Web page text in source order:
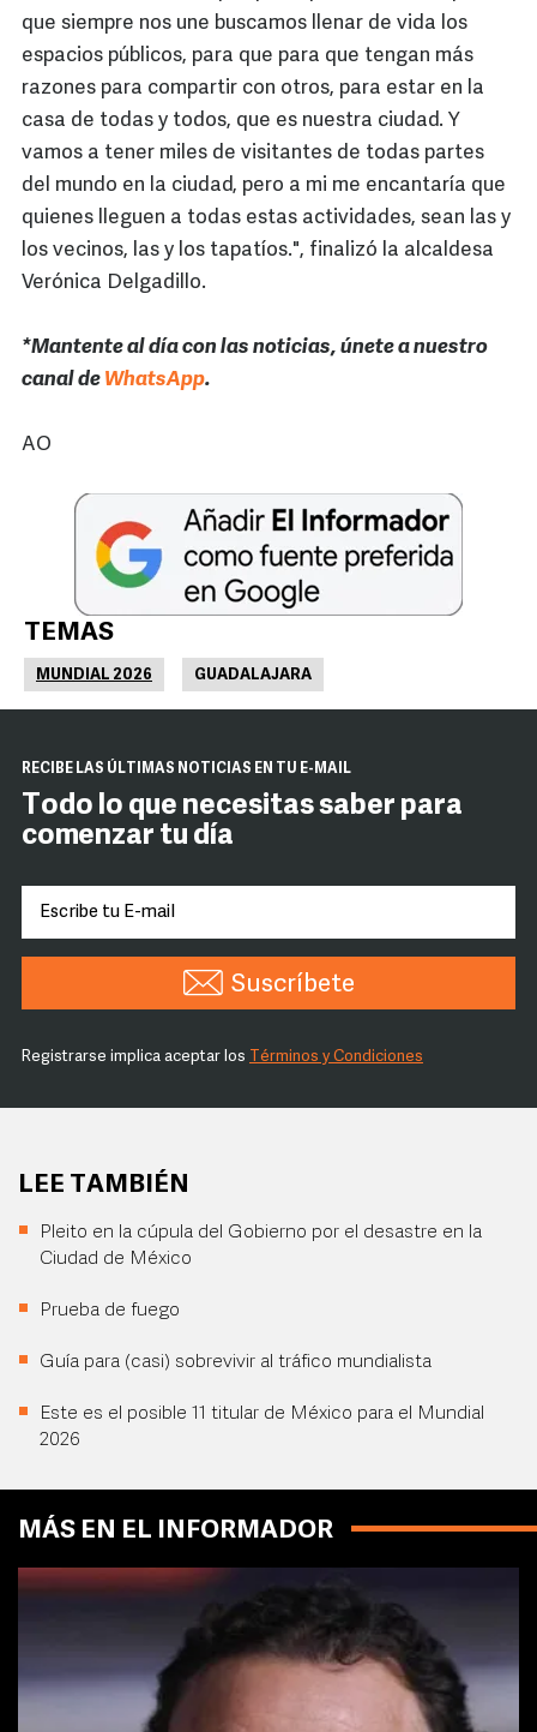
que siempre nos une buscamos llenar de vida los
espacios públicos, para que para que tengan más
razones para compartir con otros, para estar en la
casa de todas y todos, que es nuestra ciudad. Y
vamos a tener miles de visitantes de todas partes
del mundo en la ciudad, pero a mi me encantaría que
quienes lleguen a todas estas actividades, sean las y
los vecinos, las y los tapatíos.", finalizó la alcaldesa
Verónica Delgadillo.
*Mantente al día con las noticias, únete a nuestro
canal de WhatsApp.
AO
TEMAS
MUNDIAL 2026 GUADALAJARA
RECIBE LAS ÚLTIMAS NOTICIAS EN TU E-MAIL
Todo lo que necesitas saber para
comenzar tu día
Suscríbete
Registrarse implica aceptar los Términos y Condiciones
LEE TAMBIÉN
Pleito en la cúpula del Gobierno por el desastre en la
Ciudad de México
Prueba de fuego
Guía para (casi) sobrevivir al tráfico mundialista
Este es el posible 11 titular de México para el Mundial
2026
MÁS EN EL INFORMADOR